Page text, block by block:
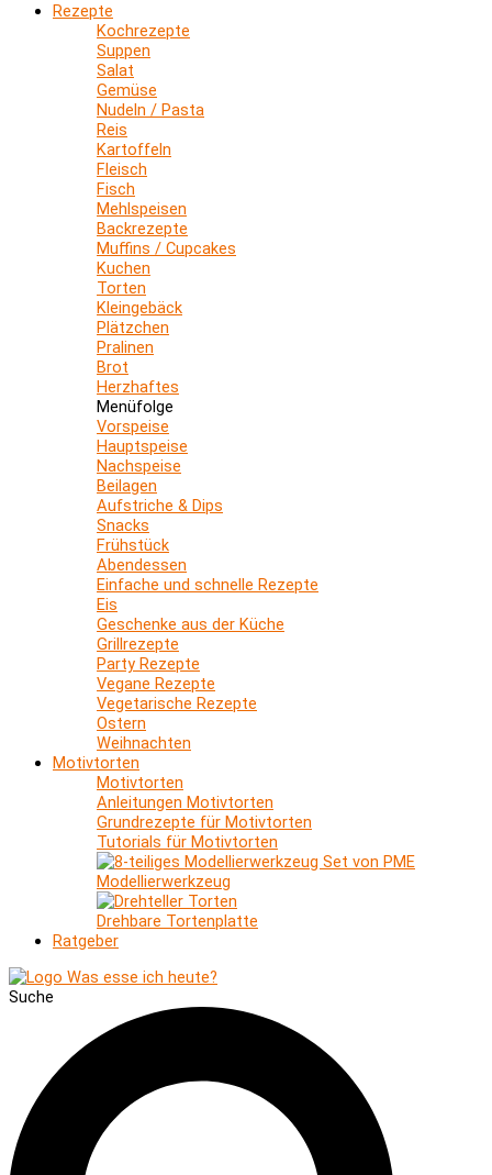
Rezepte
Kochrezepte
Suppen
Salat
Gemüse
Nudeln / Pasta
Reis
Kartoffeln
Fleisch
Fisch
Mehlspeisen
Backrezepte
Muffins / Cupcakes
Kuchen
Torten
Kleingebäck
Plätzchen
Pralinen
Brot
Herzhaftes
Menüfolge
Vorspeise
Hauptspeise
Nachspeise
Beilagen
Aufstriche & Dips
Snacks
Frühstück
Abendessen
Einfache und schnelle Rezepte
Eis
Geschenke aus der Küche
Grillrezepte
Party Rezepte
Vegane Rezepte
Vegetarische Rezepte
Ostern
Weihnachten
Motivtorten
Motivtorten
Anleitungen Motivtorten
Grundrezepte für Motivtorten
Tutorials für Motivtorten
Modellierwerkzeug
Drehbare Tortenplatte
Ratgeber
Suche